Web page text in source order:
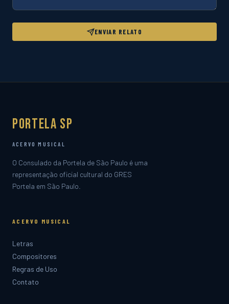
ENVIAR RELATO
Portela SP
ACERVO MUSICAL
O Consulado da Portela de São Paulo é uma
representação oficial cultural do GRES
Portela em São Paulo.
ACERVO MUSICAL
Letras
Compositores
Regras de Uso
Contato